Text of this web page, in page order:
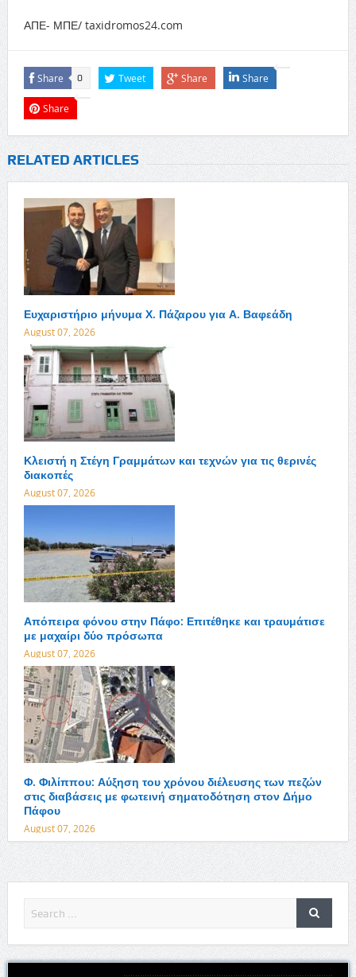
ΑΠΕ- ΜΠΕ/ taxidromos24.com
Share 0 Tweet Share Share
Share
RELATED ARTICLES
Ευχαριστήριο μήνυμα Χ. Πάζαρου για Α. Βαφεάδη
August 07, 2026
Κλειστή η Στέγη Γραμμάτων και τεχνών για τις θερινές
διακοπές
August 07, 2026
Απόπειρα φόνου στην Πάφο: Επιτέθηκε και τραυμάτισε
με μαχαίρι δύο πρόσωπα
August 07, 2026
Φ. Φιλίππου: Αύξηση του χρόνου διέλευσης των πεζών
στις διαβάσεις με φωτεινή σηματοδότηση στον Δήμο
Πάφου
August 07, 2026